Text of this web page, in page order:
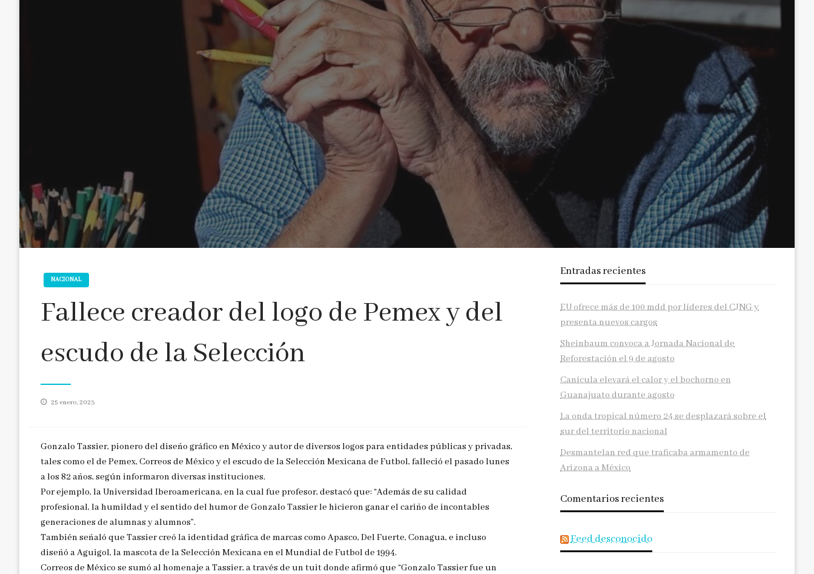
NACIONAL
Fallece creador del logo de Pemex y del
escudo de la Selección
Publicado
25 enero, 2023
Gonzalo Tassier, pionero del diseño gráfico en México y autor de diversos logos para entidades públicas y privadas,
tales como el de Pemex, Correos de México y el escudo de la Selección Mexicana de Futbol, falleció el pasado lunes
a los 82 años, según informaron diversas instituciones.
Por ejemplo, la Universidad Iberoamericana, en la cual fue profesor, destacó que: “Además de su calidad
profesional, la humildad y el sentido del humor de Gonzalo Tassier le hicieron ganar el cariño de incontables
generaciones de alumnas y alumnos”.
También señaló que Tassier creó la identidad gráfica de marcas como Apasco, Del Fuerte, Conagua, e incluso
diseñó a Aguigol, la mascota de la Selección Mexicana en el Mundial de Futbol de 1994.
Correos de México se sumó al homenaje a Tassier, a través de un tuit donde afirmó que “Gonzalo Tassier fue un
Entradas recientes
EU ofrece más de 100 mdd por líderes del CJNG y
presenta nuevos cargos
Sheinbaum convoca a Jornada Nacional de
Reforestación el 9 de agosto
Canícula elevará el calor y el bochorno en
Guanajuato durante agosto
La onda tropical número 24 se desplazará sobre el
sur del territorio nacional
Desmantelan red que traficaba armamento de
Arizona a México
Comentarios recientes
Feed desconocido